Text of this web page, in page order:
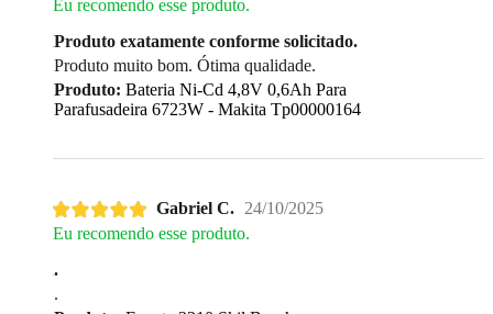
Eu recomendo esse produto.
Produto exatamente conforme solicitado.
Produto muito bom. Ótima qualidade.
Produto: Bateria Ni-Cd 4,8V 0,6Ah Para
Parafusadeira 6723W - Makita Tp00000164
Gabriel C. 24/10/2025
Eu recomendo esse produto.
.
.